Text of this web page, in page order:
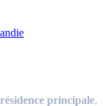
résidence principale,